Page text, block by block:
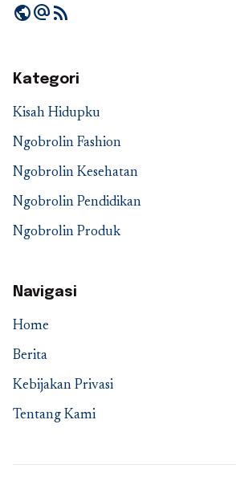
publicalternate_emailrss_feed
Kategori
Kisah Hidupku
Ngobrolin Fashion
Ngobrolin Kesehatan
Ngobrolin Pendidikan
Ngobrolin Produk
Navigasi
Home
Berita
Kebijakan Privasi
Tentang Kami